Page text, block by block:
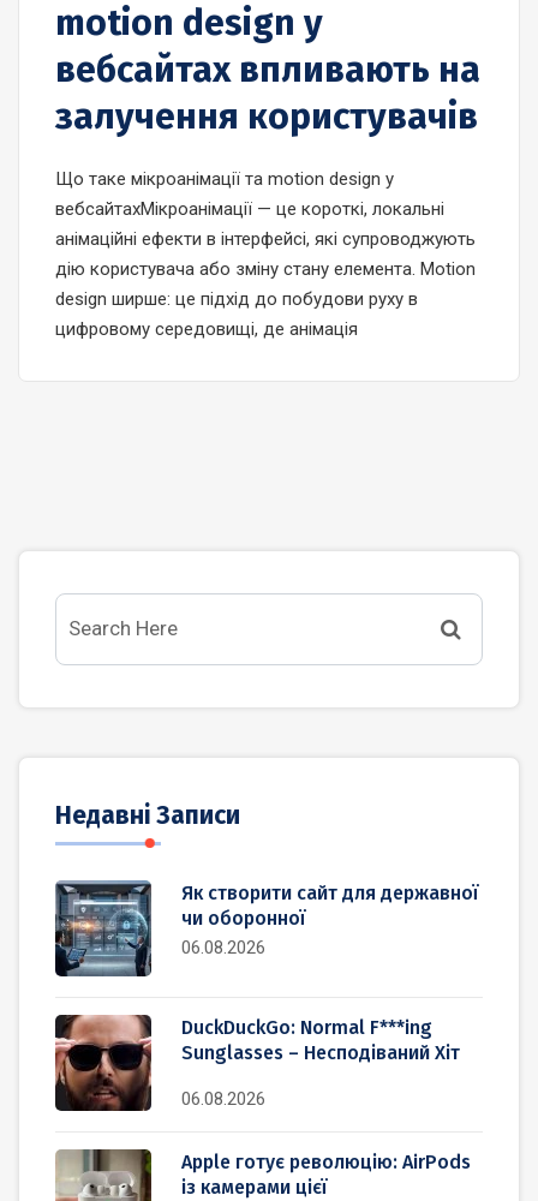
motion design у
вебсайтах впливають на
залучення користувачів
Що таке мікроанімації та motion design у
вебсайтахМікроанімації — це короткі, локальні
анімаційні ефекти в інтерфейсі, які супроводжують
дію користувача або зміну стану елемента. Motion
design ширше: це підхід до побудови руху в
цифровому середовищі, де анімація
Недавні Записи
Як створити сайт для державної
чи оборонної
06.08.2026
DuckDuckGo: Normal F***ing
Sunglasses – Несподіваний Хіт
06.08.2026
Apple готує революцію: AirPods
із камерами цієї